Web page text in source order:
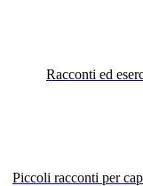
Racconti ed
Piccoli racconti per